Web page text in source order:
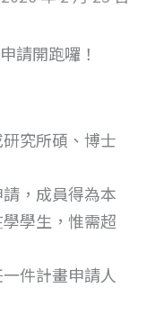
請開跑囉！
研究所碩、博士
請，成員得為本
學生，惟需超
件計畫申請人